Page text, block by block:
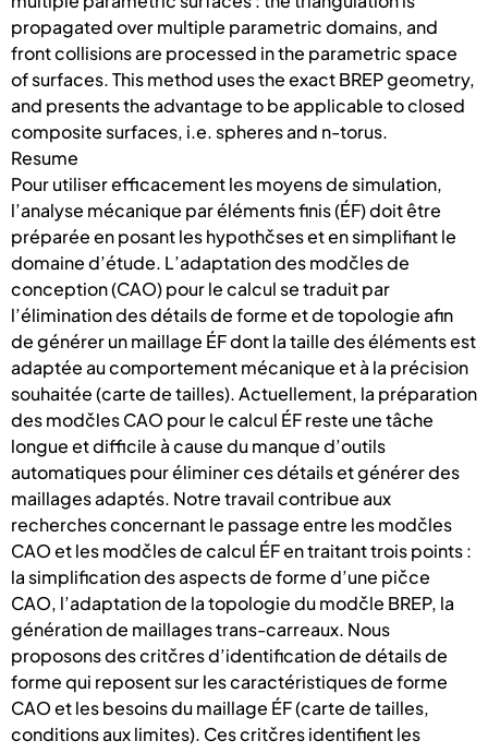
propagated over multiple parametric domains, and
front collisions are processed in the parametric space
of surfaces. This method uses the exact BREP geometry,
and presents the advantage to be applicable to closed
composite surfaces, i.e. spheres and n-torus.
Resume
Pour utiliser efficacement les moyens de simulation,
l’analyse mécanique par éléments finis (ÉF) doit être
préparée en posant les hypothčses et en simplifiant le
domaine d’étude. L’adaptation des modčles de
conception (CAO) pour le calcul se traduit par
l’élimination des détails de forme et de topologie afin
de générer un maillage ÉF dont la taille des éléments est
adaptée au comportement mécanique et à la précision
souhaitée (carte de tailles). Actuellement, la préparation
des modčles CAO pour le calcul ÉF reste une tâche
longue et difficile à cause du manque d’outils
automatiques pour éliminer ces détails et générer des
maillages adaptés. Notre travail contribue aux
recherches concernant le passage entre les modčles
CAO et les modčles de calcul ÉF en traitant trois points :
la simplification des aspects de forme d’une pičce
CAO, l’adaptation de la topologie du modčle BREP, la
génération de maillages trans-carreaux. Nous
proposons des critčres d’identification de détails de
forme qui reposent sur les caractéristiques de forme
CAO et les besoins du maillage ÉF (carte de tailles,
conditions aux limites). Ces critčres identifient les